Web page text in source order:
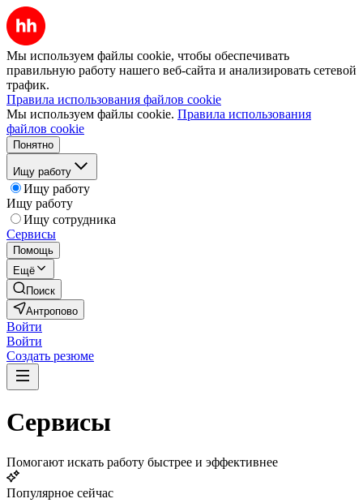
Мы используем файлы cookie, чтобы обеспечивать
правильную работу нашего веб-сайта и анализировать сетевой
трафик.
Правила использования файлов cookie
Мы используем файлы cookie. Правила использования
файлов cookie
Понятно
Ищу работу
Ищу работу
Ищу работу
Ищу сотрудника
Сервисы
Помощь
Ещё
Поиск
Антропово
Войти
Войти
Создать резюме
Сервисы
Помогают искать работу быстрее и эффективнее
Популярное сейчас